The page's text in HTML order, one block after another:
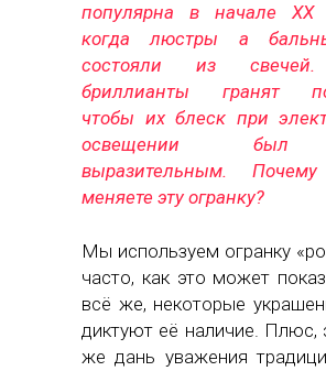
популярна в начале ХХ
когда люстры а
состояли из
бриллианты гранят
чтобы их блеск при
освещении был
выразительным.
меняете эту огранку?
Мы используем огранку
часто, как это может
всё же, некоторые
диктуют её наличие. Плюс,
же дань уважения